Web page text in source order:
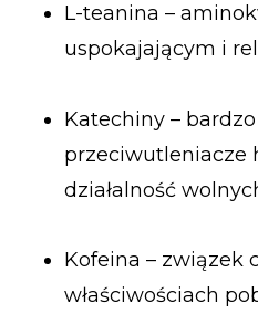
L-teanina –
uspokajającym i
Katechiny –
przeciwutleniacze
działalność
Kofeina – związek
właściwościach